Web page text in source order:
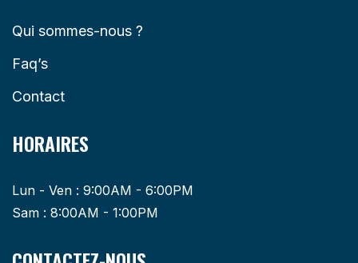
Qui sommes-nous ?
Faq’s
Contact
HORAIRES
Lun - Ven : 9:00AM - 6:00PM
Sam : 8:00AM - 1:00PM